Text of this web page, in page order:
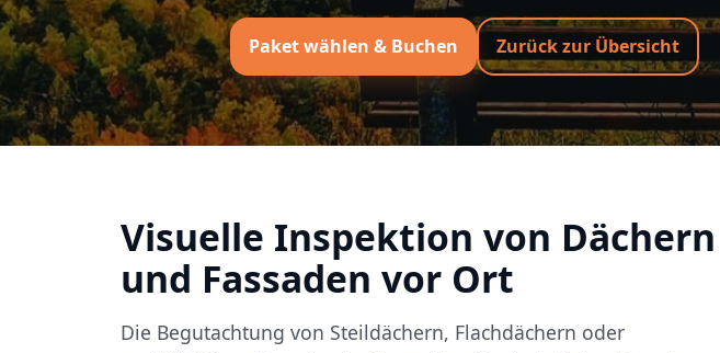
Paket wählen & Buchen Zurück zur Übersicht
Visuelle Inspektion von Dächern
und Fassaden vor Ort
Die Begutachtung von Steildächern, Flachdächern oder